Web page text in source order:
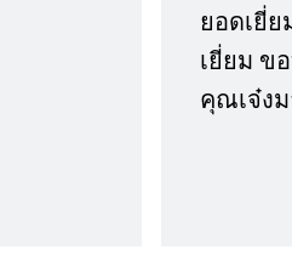
ยอดเยี่
เยี่ยม ข
คุณเจ๋ง